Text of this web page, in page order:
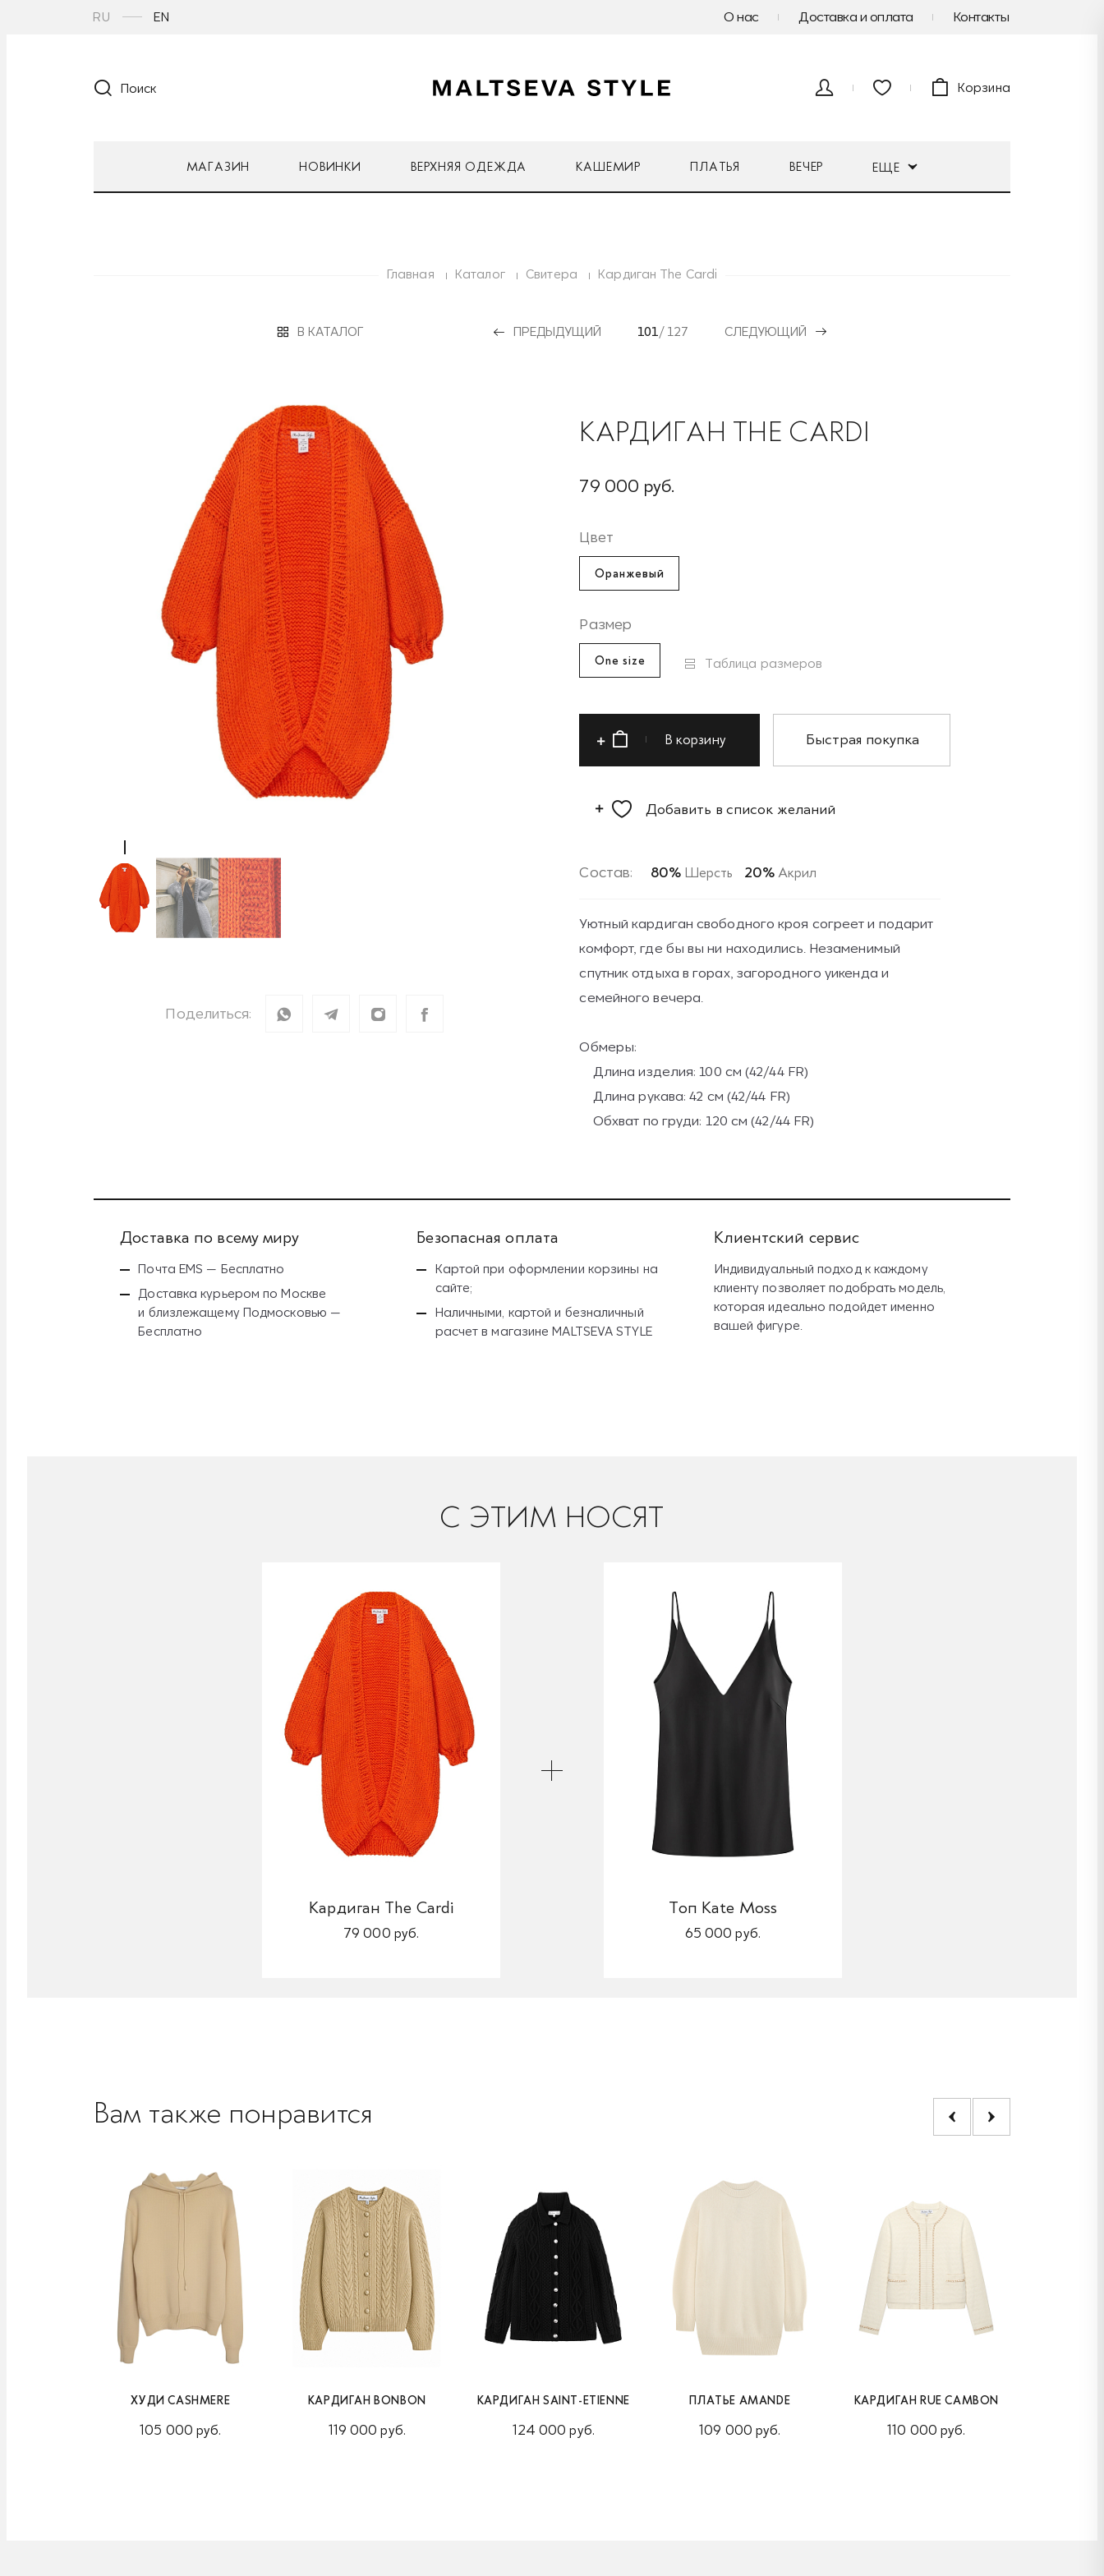
RU EN О нас Доставка и оплата Контакты
Поиск Корзина
МАГАЗИН НОВИНКИ ВЕРХНЯЯ ОДЕЖДА КАШЕМИР ПЛАТЬЯ ВЕЧЕР ЕЩЕ
Главная Каталог Свитера Кардиган The Cardi
В КАТАЛОГ ПРЕДЫДУЩИЙ 101/ 127 СЛЕДУЮЩИЙ
Поделиться:
КАРДИГАН THE CARDI
79 000 руб.
Цвет
Оранжевый
Размер
One size Таблица размеров
В корзину Быстрая покупка
Добавить в список желаний
Состав: 80%Шерсть 20%Акрил
Уютный кардиган свободного кроя согреет и подарит
комфорт, где бы вы ни находились. Незаменимый
спутник отдыха в горах, загородного уикенда и
семейного вечера.
Обмеры:
Длина изделия: 100 см (42/44 FR)
Длина рукава: 42 см (42/44 FR)
Обхват по груди: 120 см (42/44 FR)
Доставка по всему миру
Почта EMS — Бесплатно
Доставка курьером по Москве
и близлежащему Подмосковью —
Бесплатно
Безопасная оплата
Картой при оформлении корзины на
сайте;
Наличными, картой и безналичный
расчетв магазине MALTSEVA STYLE
Клиентский сервис
Индивидуальный подход к каждому
клиенту позволяет подобрать модель,
которая идеально подойдет именно
вашей фигуре.
C ЭТИМ НОСЯТ
Кардиган The Cardi
79 000 руб.
Топ Kate Moss
65 000 руб.
Вам также понравится
ХУДИ CASHMERE
105 000 руб.
КАРДИГАН BONBON
119 000 руб.
КАРДИГАН SAINT-ETIENNE
124 000 руб.
ПЛАТЬЕ AMANDE
109 000 руб.
КАРДИГАН RUE CAMBON
110 000 руб.